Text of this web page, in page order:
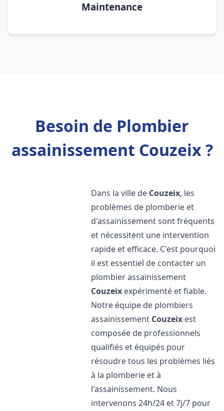
Maintenance
Besoin de Plombier
assainissement Couzeix ?
Dans la ville de Couzeix, les
problèmes de plomberie et
d'assainissement sont fréquents
et nécessitent une intervention
rapide et efficace. C'est pourquoi
il est essentiel de contacter un
plombier assainissement
Couzeix expérimenté et fiable.
Notre équipe de plombiers
assainissement Couzeix est
composée de professionnels
qualifiés et équipés pour
résoudre tous les problèmes liés
à la plomberie et à
l'assainissement. Nous
intervenons 24h/24 et 7j/7 pour